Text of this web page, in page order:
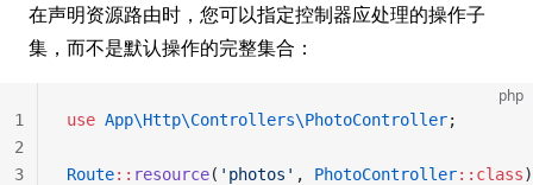
在声明资源路由时，您可以指定控制器应处理的操作子
集，而不是默认操作的完整集合：
php
use App\Http\Controllers\PhotoController;
Route:: resource( 'photos' , PhotoController::class)
1
2
3